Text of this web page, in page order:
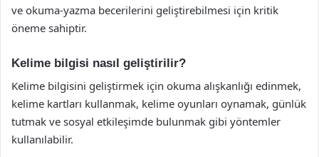
ve okuma-yazma becerilerini geliştirebilmesi için kritik
öneme sahiptir.
Kelime bilgisi nasıl geliştirilir?
Kelime bilgisini geliştirmek için okuma alışkanlığı edinmek,
kelime kartları kullanmak, kelime oyunları oynamak, günlük
tutmak ve sosyal etkileşimde bulunmak gibi yöntemler
kullanılabilir.